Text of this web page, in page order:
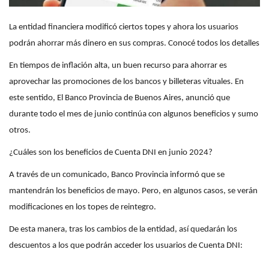
La entidad financiera modificó ciertos topes y ahora los usuarios
podrán ahorrar más dinero en sus compras. Conocé todos los detalles
En tiempos de inflación alta, un buen recurso para ahorrar es
aprovechar las promociones de los bancos y billeteras vituales. En
este sentido, El Banco Provincia de Buenos Aires, anunció que
durante todo el mes de junio continúa con algunos beneficios y sumo
otros.
¿Cuáles son los beneficios de Cuenta DNI en junio 2024?
A través de un comunicado, Banco Provincia informó que se
mantendrán los beneficios de mayo. Pero, en algunos casos, se verán
modificaciones en los topes de reintegro.
De esta manera, tras los cambios de la entidad, así quedarán los
descuentos a los que podrán acceder los usuarios de Cuenta DNI: